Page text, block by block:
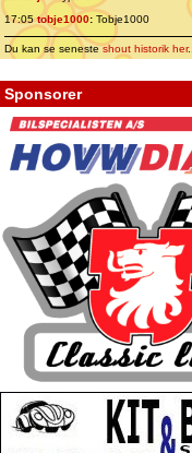
17:05tobje1000: Tobje1000
Du kan se senesteshout historik her...
Sponsorer